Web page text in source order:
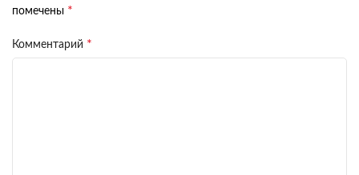
помечены *
Комментарий *